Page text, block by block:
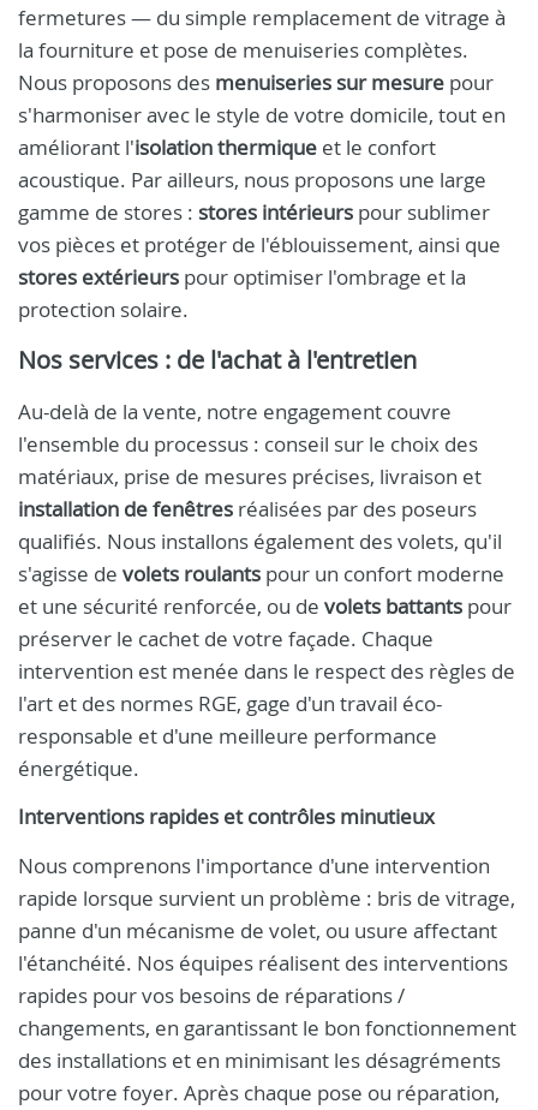
fermetures — du simple remplacement de vitrage à
la fourniture et pose de menuiseries complètes.
Nous proposons des menuiseries sur mesure pour
s'harmoniser avec le style de votre domicile, tout en
améliorant l'isolation thermique et le confort
acoustique. Par ailleurs, nous proposons une large
gamme de stores : stores intérieurs pour sublimer
vos pièces et protéger de l'éblouissement, ainsi que
stores extérieurs pour optimiser l'ombrage et la
protection solaire.
Nos services : de l'achat à l'entretien
Au-delà de la vente, notre engagement couvre
l'ensemble du processus : conseil sur le choix des
matériaux, prise de mesures précises, livraison et
installation de fenêtres réalisées par des poseurs
qualifiés. Nous installons également des volets, qu'il
s'agisse de volets roulants pour un confort moderne
et une sécurité renforcée, ou de volets battants pour
préserver le cachet de votre façade. Chaque
intervention est menée dans le respect des règles de
l'art et des normes RGE, gage d'un travail éco-
responsable et d'une meilleure performance
énergétique.
Interventions rapides et contrôles minutieux
Nous comprenons l'importance d'une intervention
rapide lorsque survient un problème : bris de vitrage,
panne d'un mécanisme de volet, ou usure affectant
l'étanchéité. Nos équipes réalisent des interventions
rapides pour vos besoins de réparations /
changements, en garantissant le bon fonctionnement
des installations et en minimisant les désagréments
pour votre foyer. Après chaque pose ou réparation,